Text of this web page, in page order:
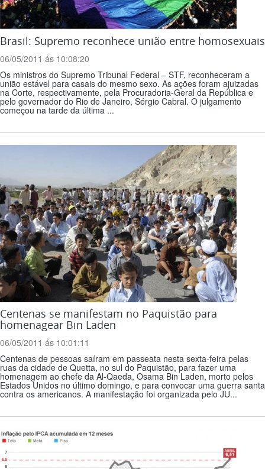
Brasil: Supremo reconhece união entre homosexuais
06/05/2011 ás 10:08:20
Os ministros do Supremo Tribunal Federal – STF, reconheceram a
união estável para casais do mesmo sexo. As ações foram ajuizadas
na Corte, respectivamente, pela Procuradoria-Geral da República e
pelo governador do Rio de Janeiro, Sérgio Cabral. O julgamento
começou na tarde da última ...
Centenas se manifestam no Paquistão para
homenagear Bin Laden
06/05/2011 ás 10:01:11
Centenas de pessoas saíram em passeata nesta sexta-feira pelas
ruas da cidade de Quetta, no sul do Paquistão, para fazer uma
homenagem ao chefe da Al-Qaeda, Osama Bin Laden, morto pelos
Estados Unidos no último domingo, e para convocar uma guerra santa
contra os americanos. A manifestação foi organizada pelo JU...